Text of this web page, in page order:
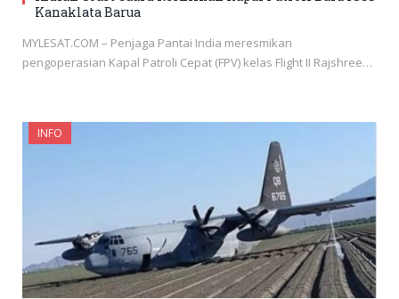
Kanaklata Barua
MYLESAT.COM – Penjaga Pantai India meresmikan
pengoperasian Kapal Patroli Cepat (FPV) kelas Flight II Rajshree…
INFO